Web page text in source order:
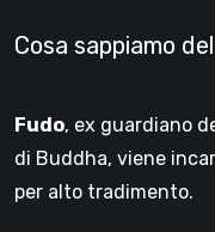
Cosa sappiamo
Fudo, ex guardiano
di Buddha, viene
per alto tradimento.